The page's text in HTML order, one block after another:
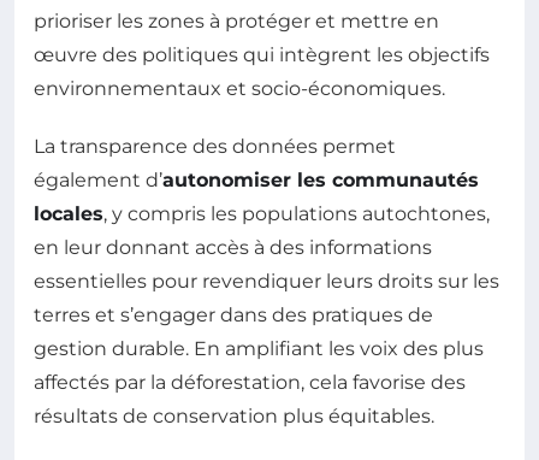
prioriser les zones à protéger et mettre en
œuvre des politiques qui intègrent les objectifs
environnementaux et socio-économiques.
La transparence des données permet
également d’autonomiser les communautés
locales, y compris les populations autochtones,
en leur donnant accès à des informations
essentielles pour revendiquer leurs droits sur les
terres et s’engager dans des pratiques de
gestion durable. En amplifiant les voix des plus
affectés par la déforestation, cela favorise des
résultats de conservation plus équitables.